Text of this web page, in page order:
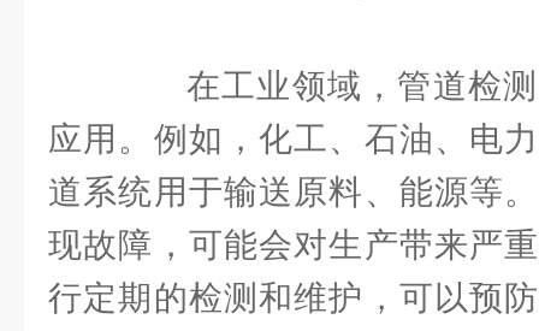
在工业领域，管道检测
应用。例如，化工、石油、电
道系统用于输送原料、能源等
现故障，可能会对生产带来严
行定期的检测和维护，可以预